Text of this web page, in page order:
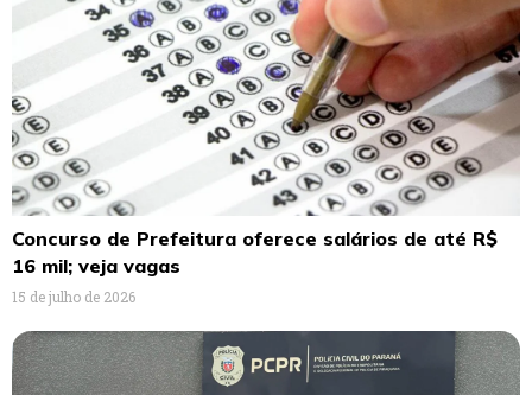
Concurso de Prefeitura oferece salários de até R$
16 mil; veja vagas
15 de julho de 2026